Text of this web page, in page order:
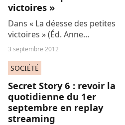
victoires »
Dans « La déesse des petites
victoires » (Éd. Anne
Carrière), son premier
roman, Yannick Grannec
ressuscite le mathématicien
Kurt Gödel, son épouse Adèle
et leur histoire entre amour,...
3 septembre 2012
SOCIÉTÉ
Secret Story 6 : revoir la
quotidienne du 1er
septembre en replay
streaming